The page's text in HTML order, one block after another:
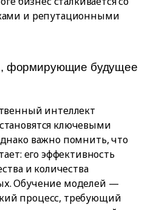
и репутационными
формирующие будущее
интеллект
ключевыми
важно помнить, что
его эффективность
и количества
Обучение моделей —
процесс, требующий